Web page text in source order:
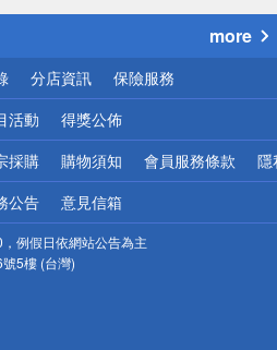
小心！
more
分店資訊 保險服務
活動 得獎公佈
採購 購物須知 會員服務條款 隱
公告 意見信箱
例假日依網站公告為主
5樓 (台灣)